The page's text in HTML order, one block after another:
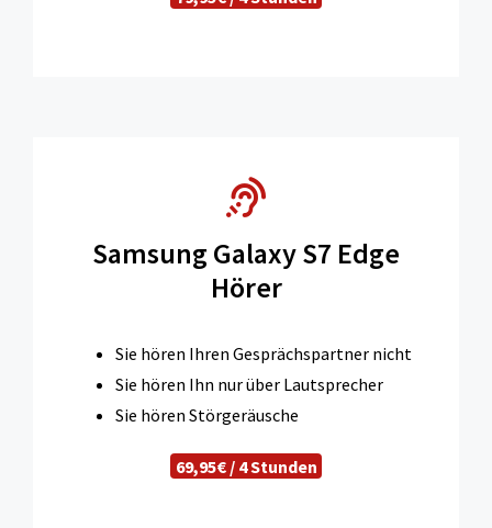
Samsung Galaxy S7 Edge
Hörer
Sie hören Ihren Gesprächspartner nicht
Sie hören Ihn nur über Lautsprecher
Sie hören Störgeräusche
69,95€ / 4 Stunden